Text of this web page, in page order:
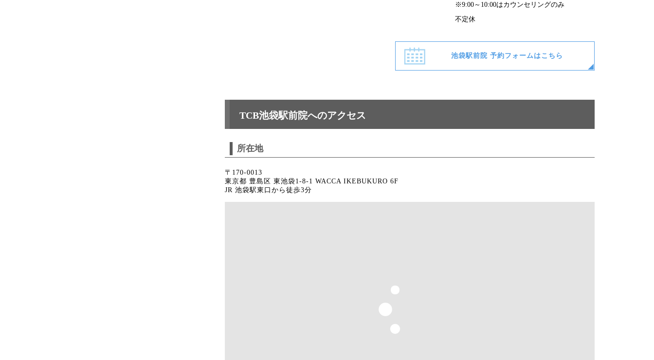
※9:00～10:00はカウンセリングのみ
不定休
池袋駅前院 予約フォームはこちら
TCB池袋駅前院へのアクセス
所在地
〒170-0013
東京都 豊島区 東池袋1-8-1 WACCA IKEBUKURO 6F
JR 池袋駅東口から徒歩3分